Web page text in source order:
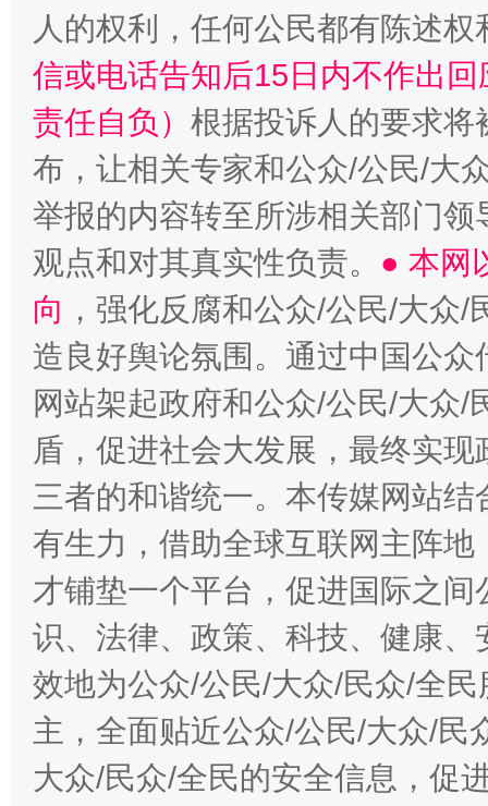
人的权利，任何公民都有陈述
信或电话告知后15日内不作出
责任自负） 根据投诉人的要求将
布，让相关专家和公众/公民/大
举报的内容转至所涉相关部门
观点和对其真实性负责。 ● 本网
向 ，强化反腐和公众/公民/大众
造良好舆论氛围。通过中国公
网站架起政府和公众/公民/大众
盾，促进社会大发展，最终实
三者的和谐统一。本传媒网站
有生力，借助全球互联网主阵
才铺垫一个平台，促进国际之
识、法律、政策、科技、健康
效地为公众/公民/大众/民众/全
主，全面贴近公众/公民/大众/民
大众/民众/全民的安全信息，促